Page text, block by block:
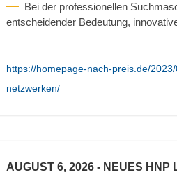
Bei der professionellen
entscheidender Bedeutung,
https://homepage-nach-preis.de/
netzwerken/
AUGUST 6, 2026 - NEUES HNP